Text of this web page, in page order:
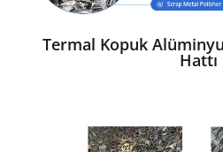
Termal Kopuk
Hattı